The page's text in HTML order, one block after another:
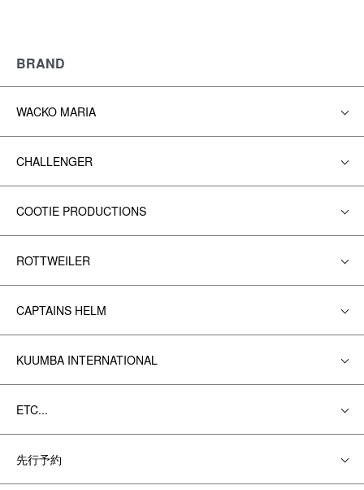
BRAND
WACKO MARIA
CHALLENGER
COOTIE PRODUCTIONS
ROTTWEILER
CAPTAINS HELM
KUUMBA INTERNATIONAL
ETC...
先行予約